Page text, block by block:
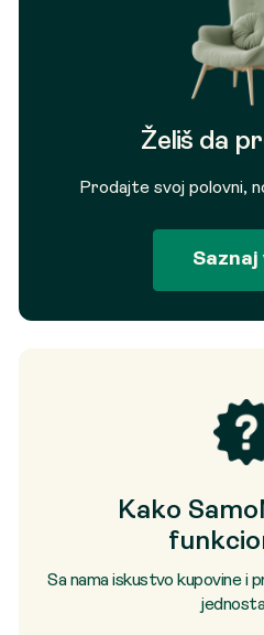
Želiš da
Prodajte svoj polovni,
Saznaj
Kako
Sa nama iskustvo kupovine i